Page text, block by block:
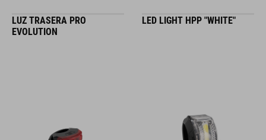
LUZ TRASERA PRO
EVOLUTION
LED LIGHT HPP "WHITE"